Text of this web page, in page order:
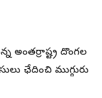
దొంగల
ఛేదించి ముగ్గురు